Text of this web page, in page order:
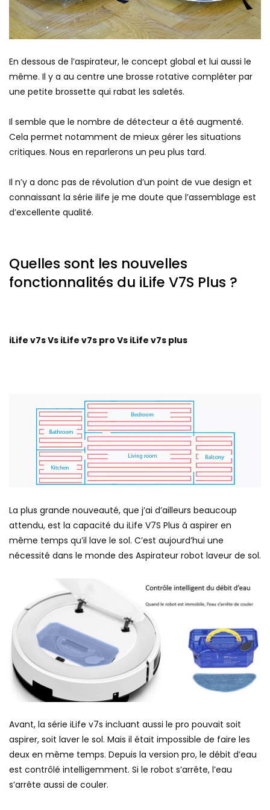
En dessous de l’aspirateur, le concept global et lui aussi le
même. Il y a au centre une brosse rotative compléter par
une petite brossette qui rabat les saletés.
Il semble que le nombre de détecteur a été augmenté.
Cela permet notamment de mieux gérer les situations
critiques. Nous en reparlerons un peu plus tard.
Il n’y a donc pas de révolution d’un point de vue design et
connaissant la série ilife je me doute que l’assemblage est
d’excellente qualité.
Quelles sont les nouvelles
fonctionnalités du iLife V7S Plus ?
iLife v7s Vs iLife v7s pro Vs iLife v7s plus
La plus grande nouveauté, que j’ai d’ailleurs beaucoup
attendu, est la capacité du iLife V7S Plus à aspirer en
même temps qu’il lave le sol. C’est aujourd’hui une
nécessité dans le monde des Aspirateur robot laveur de sol.
Avant, la série iLife v7s incluant aussi le pro pouvait soit
aspirer, soit laver le sol. Mais il était impossible de faire les
deux en même temps. Depuis la version pro, le débit d’eau
est contrôlé intelligemment. Si le robot s’arrête, l’eau
s’arrête aussi de couler.